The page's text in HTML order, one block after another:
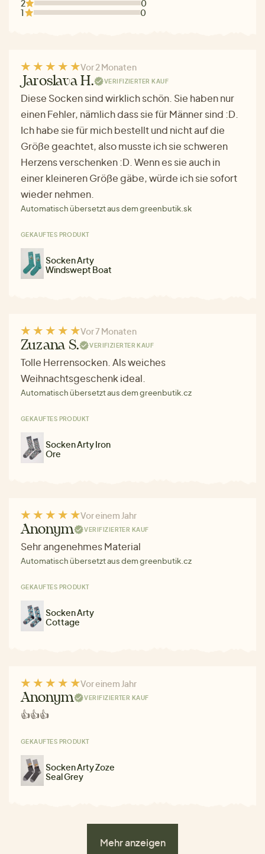
2
0
1
0
Vor 2 Monaten
Jaroslava H. VERIFIZIERTER KAUF
Diese Socken sind wirklich schön. Sie haben nur
einen Fehler, nämlich dass sie für Männer sind :D.
Ich habe sie für mich bestellt und nicht auf die
Größe geachtet, also musste ich sie schweren
Herzens verschenken :D. Wenn es sie auch in
einer kleineren Größe gäbe, würde ich sie sofort
wieder nehmen.
Automatisch übersetzt aus dem greenbutik.sk
GEKAUFTES PRODUKT
Socken Arty
Windswept Boat
Vor 7 Monaten
Zuzana S. VERIFIZIERTER KAUF
Tolle Herrensocken. Als weiches
Weihnachtsgeschenk ideal.
Automatisch übersetzt aus dem greenbutik.cz
GEKAUFTES PRODUKT
Socken Arty Iron
Ore
Vor einem Jahr
Anonym VERIFIZIERTER KAUF
Sehr angenehmes Material
Automatisch übersetzt aus dem greenbutik.cz
GEKAUFTES PRODUKT
Socken Arty
Cottage
Vor einem Jahr
Anonym VERIFIZIERTER KAUF
👍👍👍
GEKAUFTES PRODUKT
Socken Arty Zoze
Seal Grey
Mehr anzeigen